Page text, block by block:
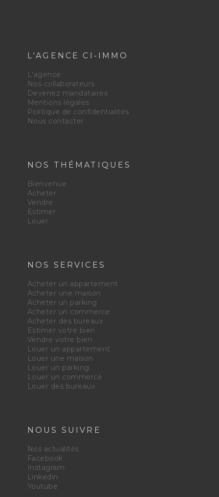
L'AGENCE CI-IMMO
L'agence
Nos collaborateurs
Devenez mandataires
Mentions légales
Politique de confidentialités
Nous contacter
NOS THÉMATIQUES
Bienvenue
Acheter
Vendre
Estimer
Louer
NOS SERVICES
Acheter un appartement
Acheter une maison
Acheter un parking
Acheter un commerce
Acheter des bureaux
Estimer votre bien
Vendre votre bien
Louer un appartement
Louer une maison
Louer un parking
Louer un commerce
Louer des bureaux
NOUS SUIVRE
Nos actualités
Facebook
Instagram
Linkedin
Youtube